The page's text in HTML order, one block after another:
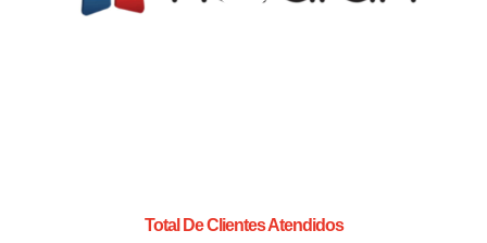
Total De Clientes Atendidos